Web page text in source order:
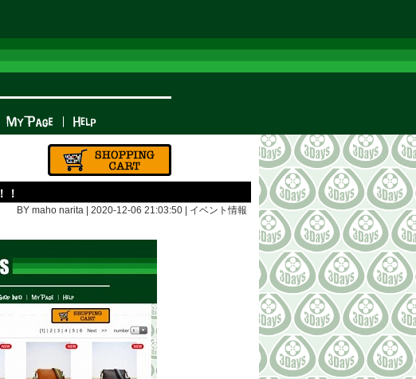
！
BY maho narita | 2020-12-06 21:03:50 | イベント情報